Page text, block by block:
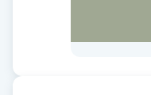
Funktionsanalys